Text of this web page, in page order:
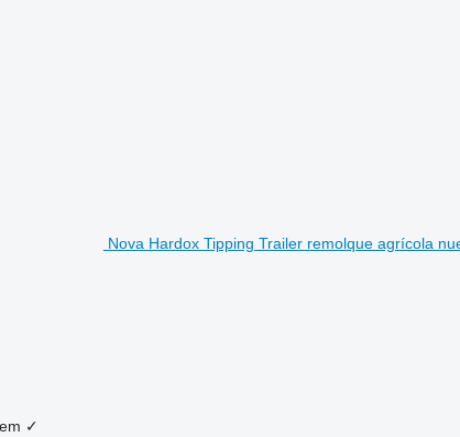
Nova Hardox Tipping Trailer remolque agrícola
✓